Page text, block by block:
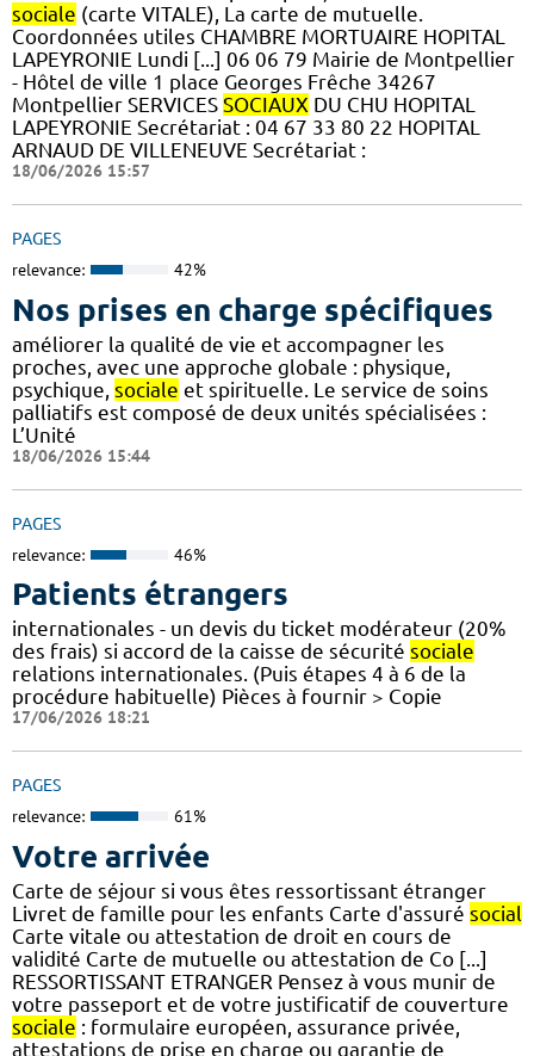
sociale (carte VITALE), La carte de mutuelle.
Coordonnées utiles CHAMBRE MORTUAIRE HOPITAL
LAPEYRONIE Lundi [...] 06 06 79 Mairie de Montpellier
- Hôtel de ville 1 place Georges Frêche 34267
Montpellier SERVICES SOCIAUX DU CHU HOPITAL
LAPEYRONIE Secrétariat : 04 67 33 80 22 HOPITAL
ARNAUD DE VILLENEUVE Secrétariat :
18/06/2026 15:57
PAGES
relevance: 42%
Nos prises en charge spécifiques
améliorer la qualité de vie et accompagner les
proches, avec une approche globale : physique,
psychique, sociale et spirituelle. Le service de soins
palliatifs est composé de deux unités spécialisées :
L’Unité
18/06/2026 15:44
PAGES
relevance: 46%
Patients étrangers
internationales - un devis du ticket modérateur (20%
des frais) si accord de la caisse de sécurité sociale
relations internationales. (Puis étapes 4 à 6 de la
procédure habituelle) Pièces à fournir > Copie
17/06/2026 18:21
PAGES
relevance: 61%
Votre arrivée
Carte de séjour si vous êtes ressortissant étranger
Livret de famille pour les enfants Carte d'assuré social
Carte vitale ou attestation de droit en cours de
validité Carte de mutuelle ou attestation de Co [...]
RESSORTISSANT ETRANGER Pensez à vous munir de
votre passeport et de votre justificatif de couverture
sociale : formulaire européen, assurance privée,
attestations de prise en charge ou garantie de